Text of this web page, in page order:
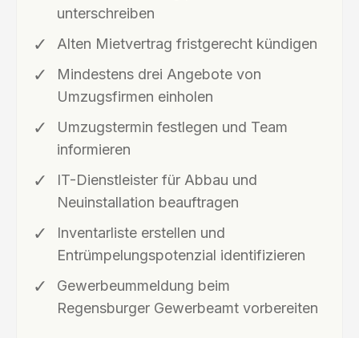
unterschreiben
Alten Mietvertrag fristgerecht kündigen
Mindestens drei Angebote von
Umzugsfirmen einholen
Umzugstermin festlegen und Team
informieren
IT-Dienstleister für Abbau und
Neuinstallation beauftragen
Inventarliste erstellen und
Entrümpelungspotenzial identifizieren
Gewerbeummeldung beim
Regensburger Gewerbeamt vorbereiten